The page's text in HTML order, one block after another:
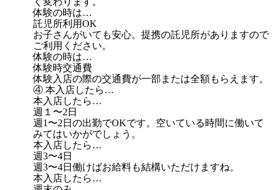
体験の時は…
託児所利用OK
お子さんがいても安心。提携の託児所がありますので
ご利用ください。
体験の時は…
体験時交通費
体験入店の際の交通費が一部または全額もらえます。
④ 本入店したら…
本入店したら…
週１〜2日
週1〜2日の出勤でOKです。空いている時間に働いて
みてはいかがでしょう。
本入店したら…
週3〜4日
週3〜4日働けばお給料も結構いただけますね。
本入店したら…